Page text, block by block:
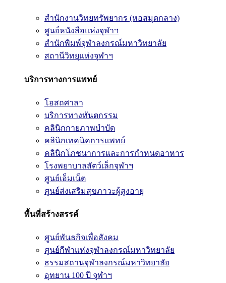
สำนักงานวิทยทรัพยากร (หอสมุดกลาง)
ศูนย์หนังสือแห่งจุฬาฯ
สำนักพิมพ์จุฬาลงกรณ์มหาวิทยาลัย
สถานีวิทยุแห่งจุฬาฯ
บริการทางการแพทย์
โอสถศาลา
บริการทางทันตกรรม
คลินิกกายภาพบำบัด
คลินิกเทคนิคการแพทย์
คลินิกโภชนาการและการกำหนดอาหาร
โรงพยาบาลสัตว์เล็กจุฬาฯ
ศูนย์เอ็มเน็ต
ศูนย์ส่งเสริมสุขภาวะผู้สูงอายุ
พื้นที่สร้างสรรค์
ศูนย์พันธกิจเพื่อสังคม
ศูนย์กีฬาแห่งจุฬาลงกรณ์มหาวิทยาลัย
ธรรมสถานจุฬาลงกรณ์มหาวิทยาลัย
อุทยาน 100 ปี จุฬาฯ